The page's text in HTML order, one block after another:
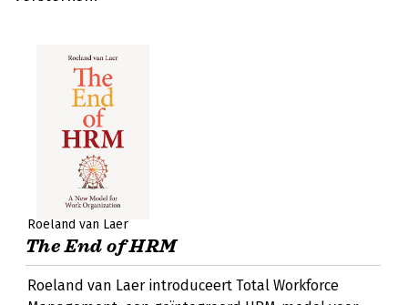
Roeland van Laer
The End of HRM
Roeland van Laer introduceert Total Workforce